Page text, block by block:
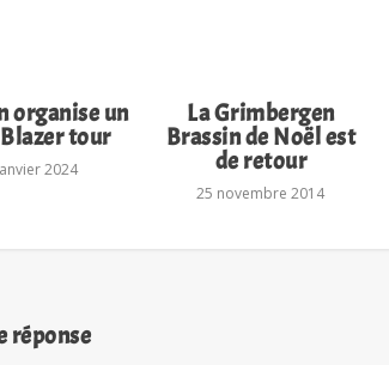
organise un
tour
2024
La Grimbergen
Brassin de Noël est
de retour
25 novembre 2014
réponse